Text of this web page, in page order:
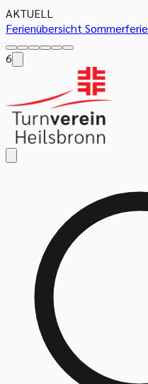
AKTUELL
Ferienübersicht
6